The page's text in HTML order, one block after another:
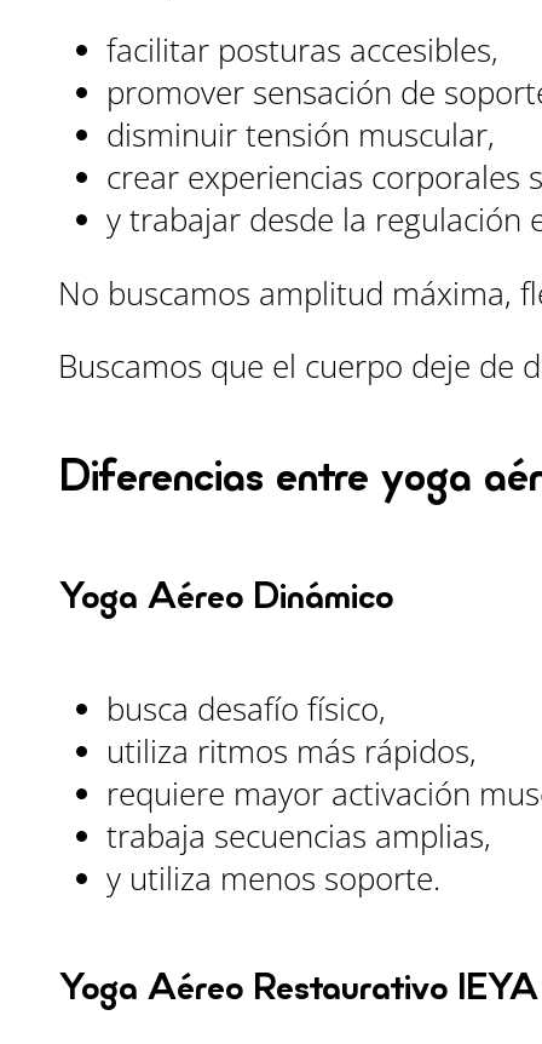
facilitar posturas accesibles,
promover sensación de
disminuir tensión muscular,
crear experiencias corporales
y trabajar desde la regulación
No buscamos amplitud máxima,
Buscamos que el cuerpo deje de
Diferencias entre yoga
Yoga Aéreo Dinámico
busca desafío físico,
utiliza ritmos más rápidos,
requiere mayor activación
trabaja secuencias amplias,
y utiliza menos soporte.
Yoga Aéreo Restaurativo IEYA